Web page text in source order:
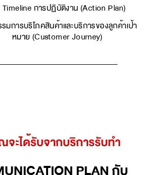
Timeline การปฏิบัติงาน (Action Plan)
มการบริโภคสินค้าและบริการของลูกค้าเป้า
หมาย (Customer Journey)
ะได้รับจากบริการรับทำ